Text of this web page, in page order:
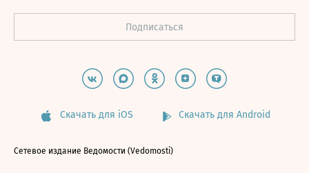
Скачать для iOS Скачать для Android
Сетевое издание Ведомости (Vedomosti)